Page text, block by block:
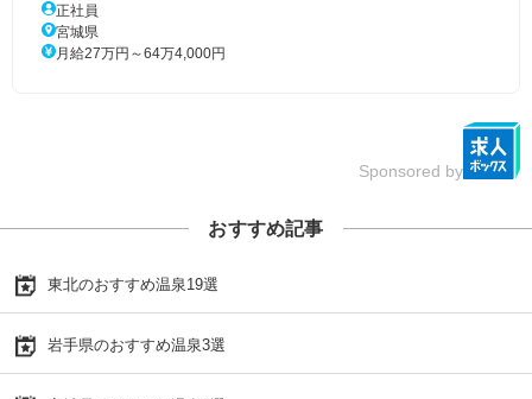
正社員
宮城県
月給27万円～64万4,000円
Sponsored by
おすすめ記事
東北のおすすめ温泉19選
岩手県のおすすめ温泉3選